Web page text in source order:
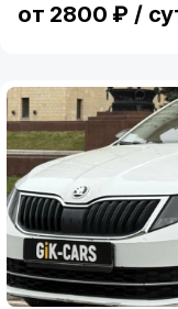
от 2800 ₽ /